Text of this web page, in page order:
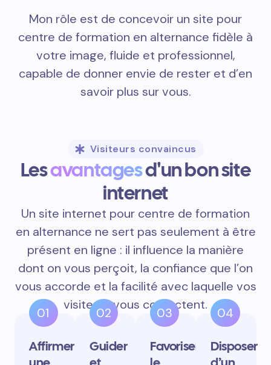
Mon rôle est de concevoir un site pour
centre de formation en alternance fidèle à
votre image, fluide et professionnel,
capable de donner envie de rester et d’en
savoir plus sur vous.
Visiteurs convaincus
Lesavantagesd'un bon site
internet
Un site internet pour centre de formation
en alternance ne sert pas seulement à être
présent en ligne : il influence la manière
dont on vous perçoit, la confiance que l’on
vous accorde et la facilité avec laquelle vos
visiteurs vous contactent.
01
Affirmer
02
Guider
03
Favoriser
04
Disposer